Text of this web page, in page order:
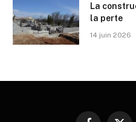
La
la perte
14 juin 2026